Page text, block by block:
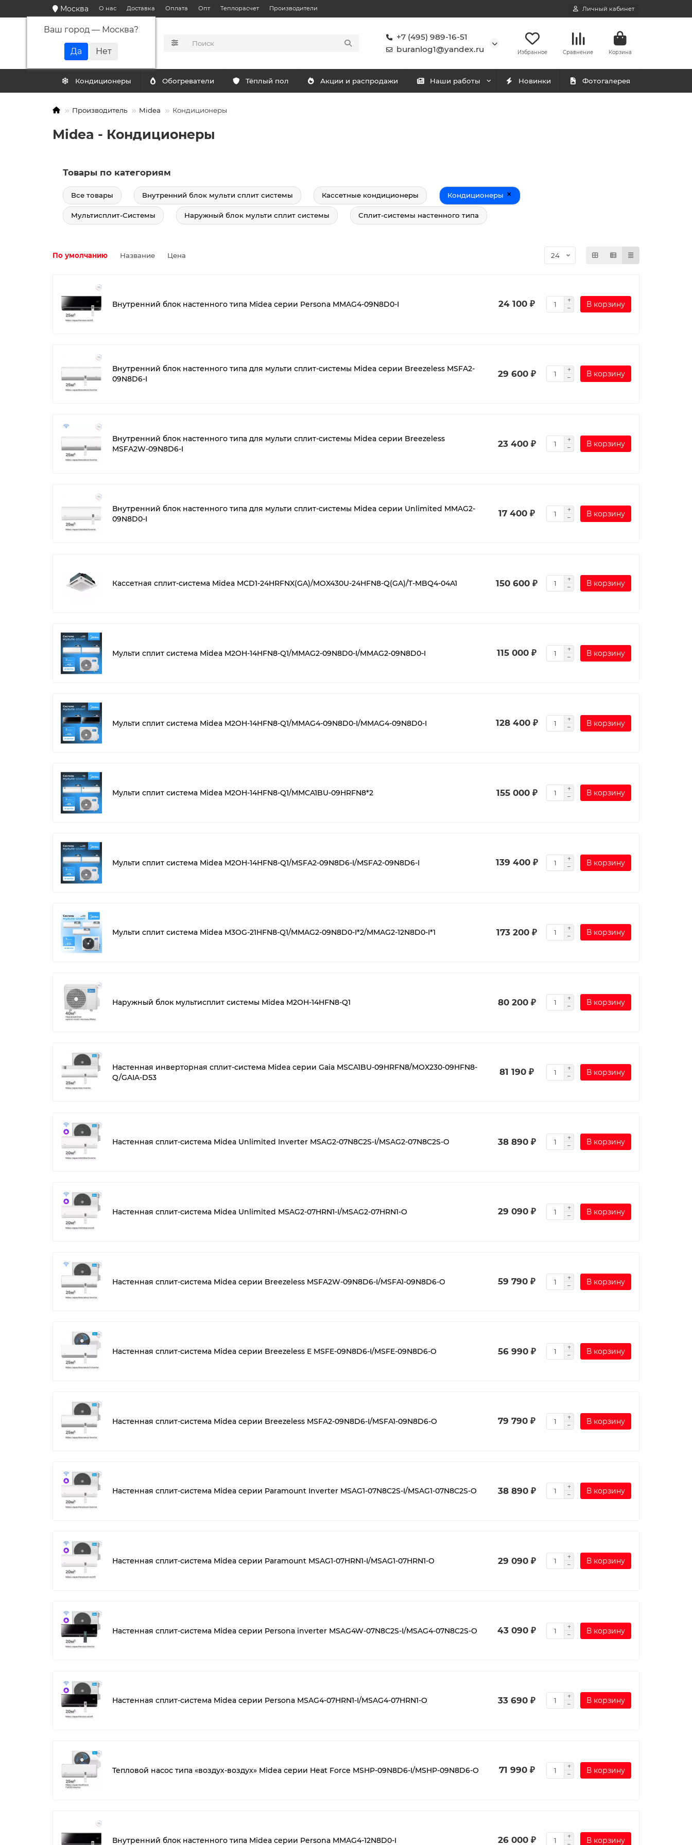
Москва
Ваш город — Москва?
О нас Доставка Оплата Опт Теплорасчет Производители Личный кабинет
+7 (495) 989-16-51
buranlog1@yandex.ru
Избранное Сравнение Корзина
Кондиционеры Обогреватели Тёплый пол Акции и распродажи Наши работы Новинки Фотогалерея
Производитель Midea Кондиционеры
Midea - Кондиционеры
Товары по категориям
Все товары Внутренний блок мульти сплит системы Кассетные кондиционеры Кондиционеры ×
Мультисплит-Системы Наружный блок мульти сплит системы Сплит-системы настенного типа
По умолчанию Название Цена
Внутренний блок настенного типа Midea серии Persona MMAG4-09N8D0-I 24 100 ₽ В корзину
Внутренний блок настенного типа для мульти сплит-системы Midea серии Breezeless MSFA2-
09N8D6-I
29 600 ₽ В корзину
Внутренний блок настенного типа для мульти сплит-системы Midea серии Breezeless
MSFA2W-09N8D6-I
23 400 ₽ В корзину
Внутренний блок настенного типа для мульти сплит-системы Midea серии Unlimited MMAG2-
09N8D0-I
17 400 ₽ В корзину
Кассетная сплит-система Midea MCD1-24HRFNX(GA)/MOX430U-24HFN8-Q(GA)/T-MBQ4-04A1 150 600 ₽ В корзину
Мульти сплит система Midea M2OH-14HFN8-Q1/MMAG2-09N8D0-I/MMAG2-09N8D0-I 115 000 ₽ В корзину
Мульти сплит система Midea M2OH-14HFN8-Q1/MMAG4-09N8D0-I/MMAG4-09N8D0-I 128 400 ₽ В корзину
Мульти сплит система Midea M2OH-14HFN8-Q1/MMCA1BU-09HRFN8*2 155 000 ₽ В корзину
Мульти сплит система Midea M2OH-14HFN8-Q1/MSFA2-09N8D6-I/MSFA2-09N8D6-I 139 400 ₽ В корзину
Мульти сплит система Midea M3OG-21HFN8-Q1/MMAG2-09N8D0-I*2/MMAG2-12N8D0-I*1 173 200 ₽ В корзину
Наружный блок мультисплит системы Midea M2OH-14HFN8-Q1 80 200 ₽ В корзину
Настенная инверторная сплит-система Midea серии Gaia MSCA1BU-09HRFN8/MOX230-09HFN8-
Q/GAIA-D53
81 190 ₽ В корзину
Настенная сплит-система Midea Unlimited Inverter MSAG2-07N8C2S-I/MSAG2-07N8C2S-O 38 890 ₽ В корзину
Настенная сплит-система Midea Unlimited MSAG2-07HRN1-I/MSAG2-07HRN1-O 29 090 ₽ В корзину
Настенная сплит-система Midea серии Breezeless MSFA2W-09N8D6-I/MSFA1-09N8D6-O 59 790 ₽ В корзину
Настенная сплит-система Midea серии Breezeless E MSFE-09N8D6-I/MSFE-09N8D6-O 56 990 ₽ В корзину
Настенная сплит-система Midea серии Breezeless MSFA2-09N8D6-I/MSFA1-09N8D6-O 79 790 ₽ В корзину
Настенная сплит-система Midea серии Paramount Inverter MSAG1-07N8C2S-I/MSAG1-07N8C2S-O 38 890 ₽ В корзину
Настенная сплит-система Midea серии Paramount MSAG1-07HRN1-I/MSAG1-07HRN1-O 29 090 ₽ В корзину
Настенная сплит-система Midea серии Persona inverter MSAG4W-07N8C2S-I/MSAG4-07N8C2S-O 43 090 ₽ В корзину
Настенная сплит-система Midea серии Persona MSAG4-07HRN1-I/MSAG4-07HRN1-O 33 690 ₽ В корзину
Тепловой насос типа «воздух-воздух» Midea серии Heat Force MSHP-09N8D6-I/MSHP-09N8D6-O 71 990 ₽ В корзину
Внутренний блок настенного типа Midea серии Persona MMAG4-12N8D0-I 26 000 ₽ В корзину